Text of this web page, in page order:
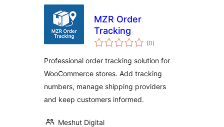
MZR Order
Tracking
(0საერთო
რეიტინგი
)
Professional order tracking solution for
WooCommerce stores. Add tracking
numbers, manage shipping providers
and keep customers informed.
Meshut Digital